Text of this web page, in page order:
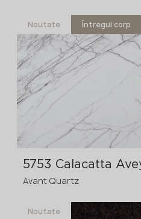
3200x1600x20 mm
3200x1600x30
mm
comanda în
Noutate Întregul corp
5753 Calacatta
Avant Quartz
Noutate